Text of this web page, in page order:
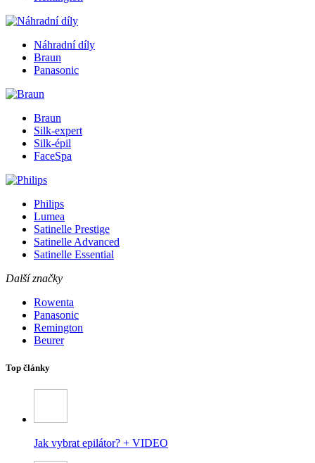
Náhradní díly
Braun
Panasonic
Braun
Silk-expert
Silk-épil
FaceSpa
Philips
Lumea
Satinelle Prestige
Satinelle Advanced
Satinelle Essential
Další značky
Rowenta
Panasonic
Remington
Beurer
Top články
Jak vybrat epilátor? + VIDEO